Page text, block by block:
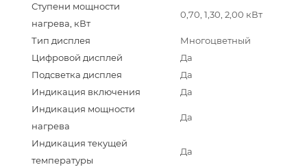
Ступени мощности
нагрева, кВт
0,70, 1,30, 2,00 кВт
Тип дисплея
Многоцветный
Цифровой дисплей
Да
Подсветка дисплея
Да
Индикация включения
Да
Индикация мощности
нагрева
Да
Индикация текущей
температуры
Да